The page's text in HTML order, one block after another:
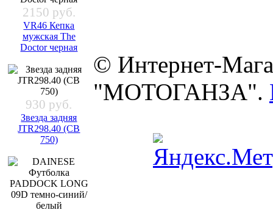
2150 руб.
VR46 Кепка
мужская The
Doctor черная
930 руб.
Звезда задняя
JTR298.40 (CB
750)
© Интернет-
"МОТОГАНЗА".